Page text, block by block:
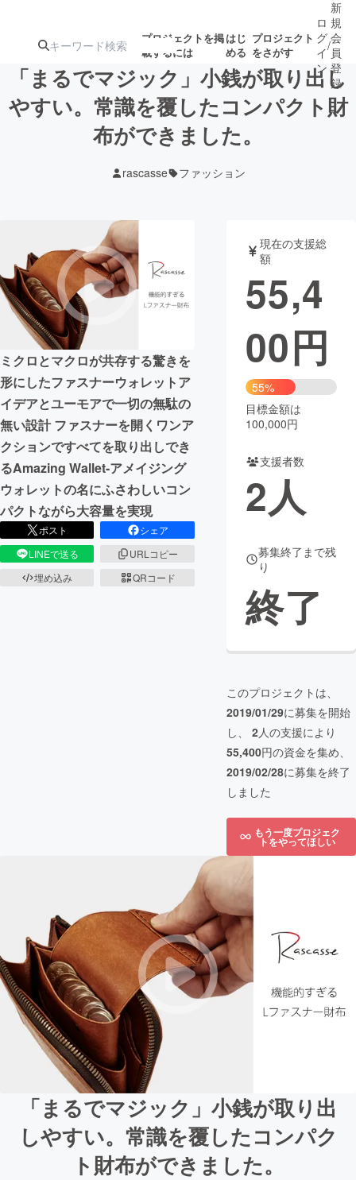
プロジェクトを掲
載するには
はじ
める
プロジェクト
をさがす
注目のリ 注目の新着プロ募集終了が近いプ
テクノロジー・ガジェット
映像・映画 書籍・雑誌
ビジネス・起業 チャレンジ
まちづくり・地域活性化
CAMPFIRE for Social Good
CAMPFIRE Creation
CAMPFIREふるさと納税machi-ya コミュニティ
ロ
グ
イ
ン
/
新
規
会
員
登
録
「まるでマジック」小銭が取り出し
やすい。常識を覆したコンパクト財
布ができました。
rascasse ファッション
ミクロとマクロが共存する驚きを
形にしたファスナーウォレットア
イデアとユーモアで一切の無駄の
無い設計 ファスナーを開くワンア
クションですべてを取り出しでき
るAmazing Wallet-アメイジング
ウォレットの名にふさわしいコン
パクトながら大容量を実現
ポスト
シェア
LINEで送る
URLコピー
埋め込み
QRコード
現在の支援総
額
55,4
00円
55%
目標金額は
100,000円
支援者数
2人
募集終了まで残
り
終了
このプロジェクトは、
2019/01/29に募集を開始
し、 2人の支援により
55,400円の資金を集め、
2019/02/28に募集を終了
しました
もう一度プロジェク
トをやってほしい
「まるでマジック」小銭が取り出
しやすい。常識を覆したコンパク
ト財布ができました。